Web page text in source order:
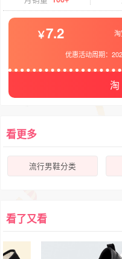
7.2
优惠活动周期：
看更多
流行男鞋分类
看了又看